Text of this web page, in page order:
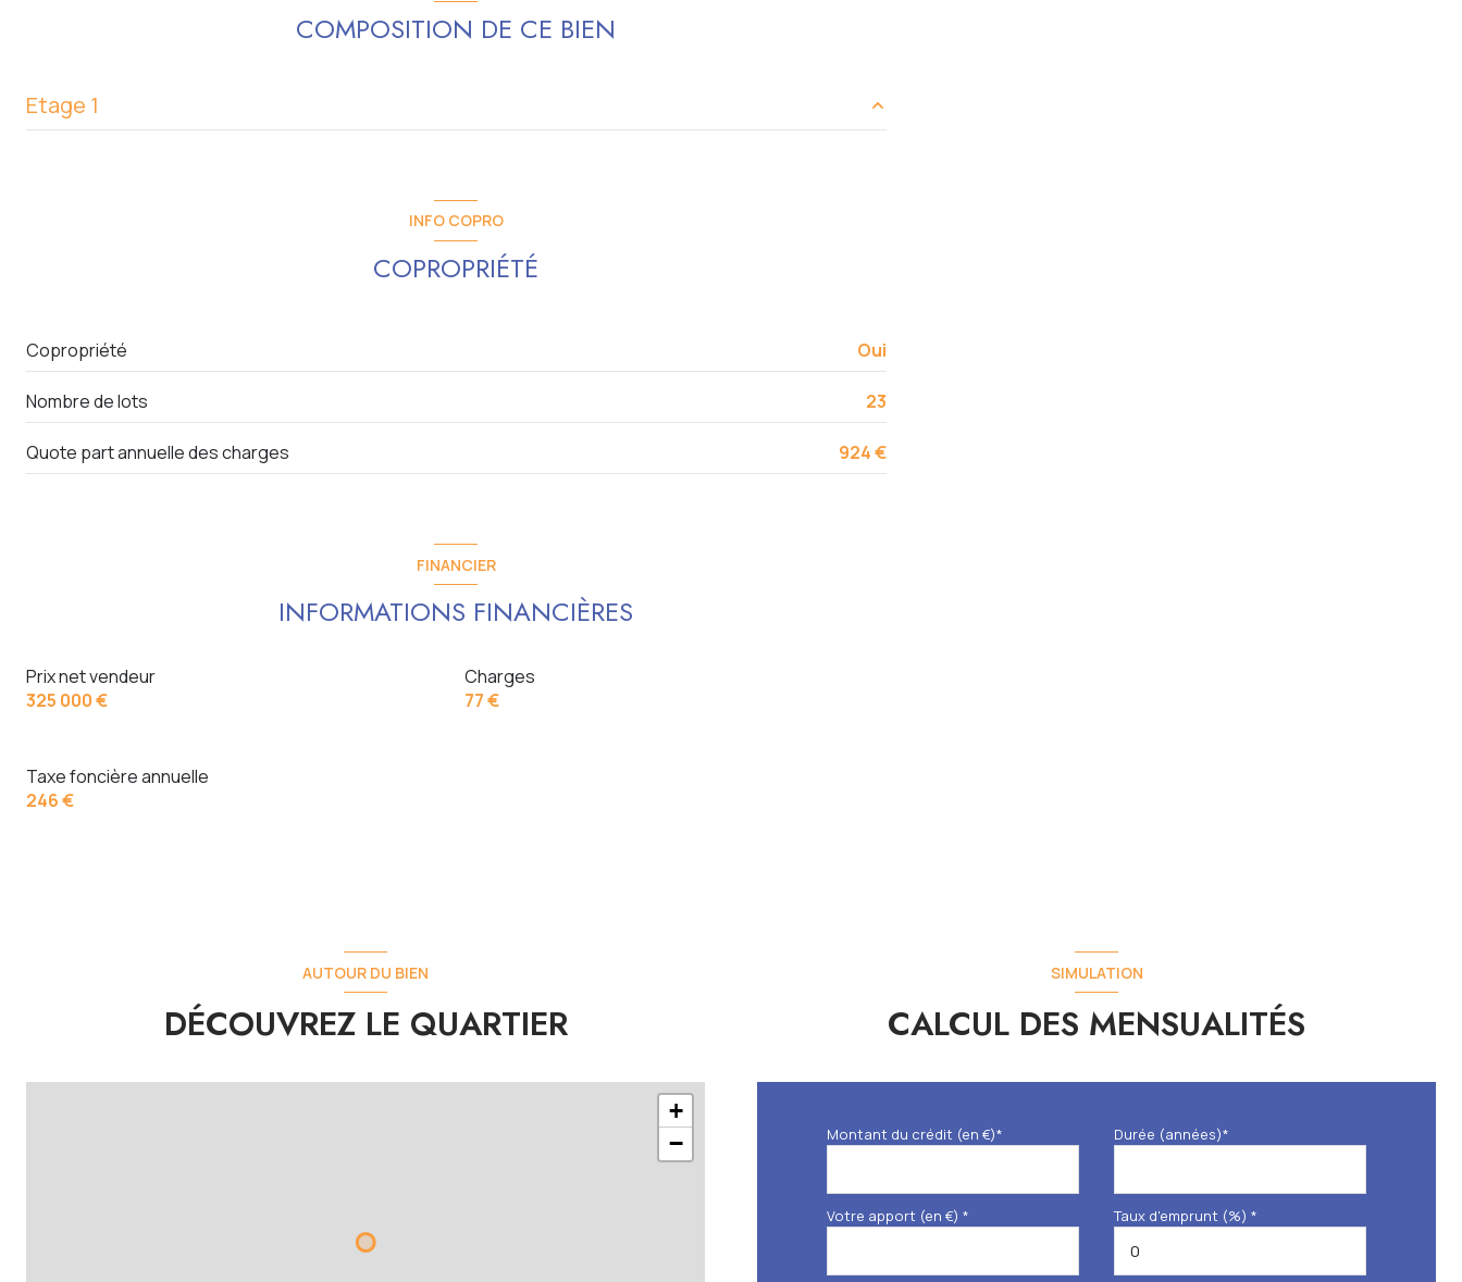
COMPOSITION DE CE BIEN
Etage 1
INFO COPRO
COPROPRIÉTÉ
Copropriété Oui
Nombre de lots 23
Quote part annuelle des charges 924 €
FINANCIER
INFORMATIONS FINANCIÈRES
Prix net vendeur
325 000 €
Charges
77 €
Taxe foncière annuelle
246 €
AUTOUR DU BIEN
DÉCOUVREZ LE QUARTIER
+
−
SIMULATION
CALCUL DES MENSUALITÉS
Montant du crédit (en €)* Durée (années)*
Votre apport (en €) * Taux d'emprunt (%) *